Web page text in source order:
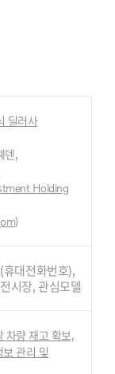
딜러사
덴,
Holding
)
휴대전화번호),
시장, 관심모델
차량 재고 확보,
보 관리 및